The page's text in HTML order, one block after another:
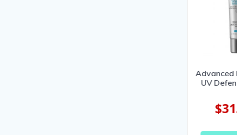
Advanced
UV
$